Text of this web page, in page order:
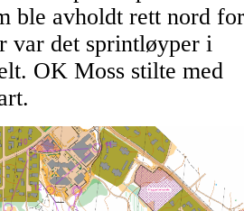
ble avholdt rett nord for
var det sprintløyper i
OK Moss stilte med